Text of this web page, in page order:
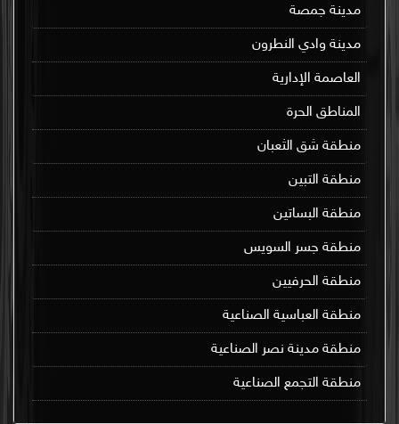
مدينة جمصة
مدينة وادي النطرون
العاصمة الإدارية
المناطق الحرة
منطقة شق الثعبان
منطقة التبين
منطقة البساتين
منطقة جسر السويس
منطقة الحرفيين
منطقة العباسية الصناعية
منطقة مدينة نصر الصناعية
منطقة التجمع الصناعية